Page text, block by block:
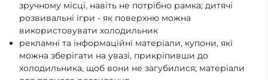
зручному місці, навіть не потрібно рамка; дитячі
розвивальні ігри - як поверхню можна
використовувати холодильник
рекламні та інформаційні матеріали, купони, які
можна зберігати на увазі, прикріпивши до
холодильника, щоб вони не загубилися; матеріали